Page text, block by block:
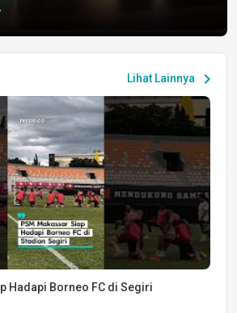
Lihat Lainnya chevron_right
Hadapi Borneo FC di Segiri